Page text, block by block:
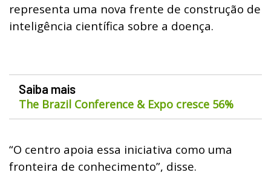
representa uma nova frente de construção de
inteligência científica sobre a doença.
Saiba mais
The Brazil Conference & Expo cresce 56%
“O centro apoia essa iniciativa como uma
fronteira de conhecimento”, disse.